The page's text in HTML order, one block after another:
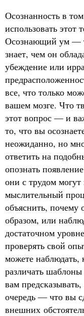
Осознанность в
использовать этот
Осознающий ум —
знает, чем он
убеждение или
все, что только
вашем мозге. Что
этот вопрос — и
то, что вы
неожиданно, но
ответить на
опознать
они с трудом могут
мыслительный
объяснить, почему
образом, или
достаточном
проверять свой
можете наблюдать,
различать
вам
очередь — что вы
внешних